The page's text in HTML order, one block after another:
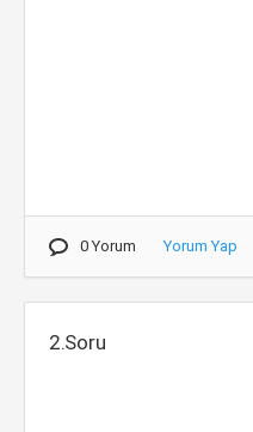
0 Yorum Yorum Yap
2.Soru